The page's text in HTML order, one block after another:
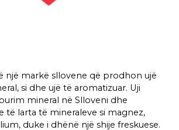
një markë sllovene që prodhon ujë
si dhe ujë të aromatizuar. Uji
mineral në Slloveni dhe
të larta të mineraleve si magnez,
duke i dhënë një shije freskuese.